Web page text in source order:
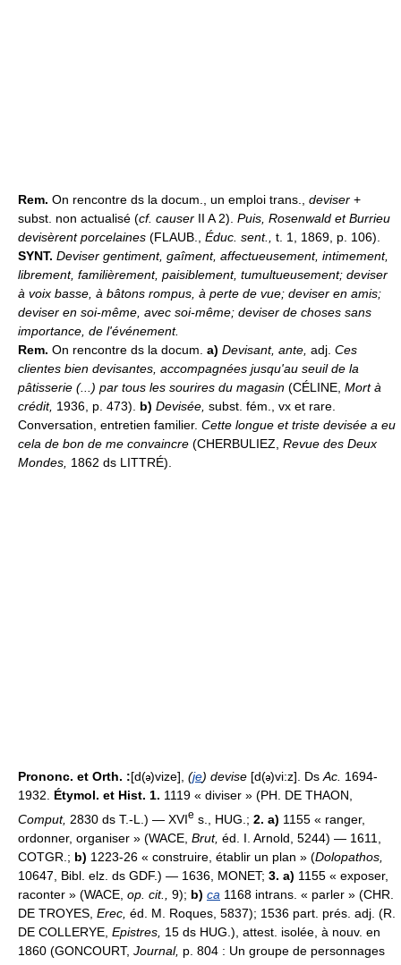
Rem. On rencontre ds la docum., un emploi trans., deviser +
subst. non actualisé (cf. causer II A 2). Puis, Rosenwald et Burrieu
devisèrent porcelaines (FLAUB., Éduc. sent., t. 1, 1869, p. 106).
SYNT. Deviser gentiment, gaîment, affectueusement, intimement,
librement, familièrement, paisiblement, tumultueusement; deviser
à voix basse, à bâtons rompus, à perte de vue; deviser en amis;
deviser en soi-même, avec soi-même; deviser de choses sans
importance, de l'événement.
Rem. On rencontre ds la docum. a) Devisant, ante, adj. Ces
clientes bien devisantes, accompagnées jusqu'au seuil de la
pâtisserie (...) par tous les sourires du magasin (CÉLINE, Mort à
crédit, 1936, p. 473). b) Devisée, subst. fém., vx et rare.
Conversation, entretien familier. Cette longue et triste devisée a eu
cela de bon de me convaincre (CHERBULIEZ, Revue des Deux
Mondes, 1862 ds LITTRÉ).
Prononc. et Orth. :[d( )vize], (je) devise [d( )vi:z]. DsAc. 1694-
1932. Étymol. et Hist. 1. 1119 « diviser » (PH. DE THAON,
Comput, 2830 ds T.-L.) — XVIe s., HUG.; 2. a) 1155 « ranger,
ordonner, organiser » (WACE, Brut, éd. I. Arnold, 5244) — 1611,
COTGR.; b) 1223-26 « construire, établir un plan » (Dolopathos,
10647, Bibl. elz. ds GDF.) — 1636, MONET; 3. a) 1155 « exposer,
raconter » (WACE, op. cit., 9); b) ca 1168 intrans. « parler » (CHR.
DE TROYES, Erec, éd. M. Roques, 5837); 1536 part. prés. adj. (R.
DE COLLERYE, Epistres, 15 ds HUG.), attest. isolée, à nouv. en
1860 (GONCOURT, Journal, p. 804 : Un groupe de personnages